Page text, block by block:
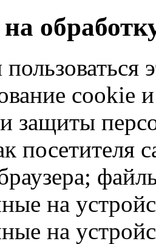
на
cookie
защиты
посетителя
на
на